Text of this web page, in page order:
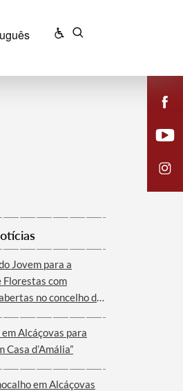
Jovem para a
Florestas com
no concelho de
Alcáçovas para
Casa d’Amália”
em Alcáçovas